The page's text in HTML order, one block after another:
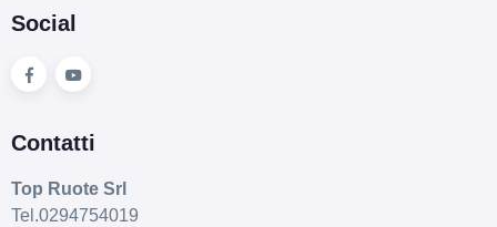
ARCASTING Racer Matt
7X16 ET15 6x139.7
ARCASTING Racer Matt
Anthracite 6 fori 16"
Social
Contatti
Top Ruote Srl
Tel.0294754019